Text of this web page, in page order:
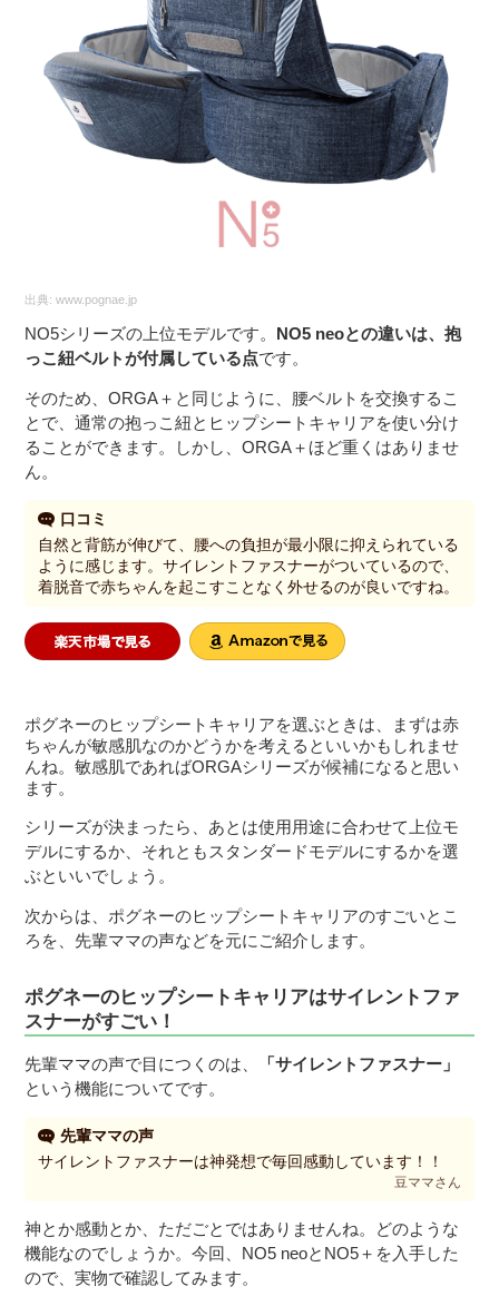
出典:www.pognae.jp
NO5シリーズの上位モデルです。 NO5 neoとの違いは、抱
っこ紐ベルトが付属している点です。
そのため、ORGA＋と同じように、腰ベルトを交換するこ
とで、通常の抱っこ紐とヒップシートキャリアを使い分け
ることができます。しかし、ORGA＋ほど重くはありませ
ん。
口コミ
自然と背筋が伸びて、腰への負担が最小限に抑えられている
ように感じます。サイレントファスナーがついているので、
着脱音で赤ちゃんを起こすことなく外せるのが良いですね。
ポグネーのヒップシートキャリアを選ぶときは、まずは赤
ちゃんが敏感肌なのかどうかを考えるといいかもしれませ
んね。敏感肌であればORGAシリーズが候補になると思い
ます。
シリーズが決まったら、あとは使用用途に合わせて上位モ
デルにするか、それともスタンダードモデルにするかを選
ぶといいでしょう。
次からは、ポグネーのヒップシートキャリアのすごいとこ
ろを、先輩ママの声などを元にご紹介します。
ポグネーのヒップシートキャリアはサイレントファ
スナーがすごい！
先輩ママの声で目につくのは、
「サイレントファスナー」
という機能についてです。
先輩ママの声
サイレントファスナーは神発想で毎回感動しています！！
豆ママさん
神とか感動とか、ただごとではありませんね。どのような
機能なのでしょうか。今回、NO5 neoとNO5＋を入手した
ので、実物で確認してみます。